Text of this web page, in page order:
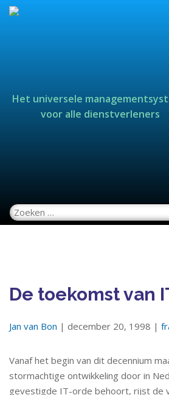
Het universele
voor alle dienstverleners
Zoeken naar:
De toekomst van
Jan van Bon | december 20, 1998 |
Vanaf het begin van dit decennium
stormachtige ontwikkeling door in
gevestigde IT-orde behoort, rijst de